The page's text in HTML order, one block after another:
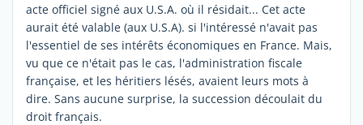
acte officiel signé aux U.S.A. où il résidait... Cet acte
aurait été valable (aux U.S.A). si l'intéressé n'avait pas
l'essentiel de ses intérêts économiques en France. Mais,
vu que ce n'était pas le cas, l'administration fiscale
française, et les héritiers lésés, avaient leurs mots à
dire. Sans aucune surprise, la succession découlait du
droit français.